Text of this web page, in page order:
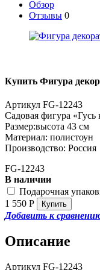
Обзор
Отзывы 0
Купить Фигура
Артикул FG-12243
Садовая фигура
Размер:высота 43 см
Материал: полистоун
Производство: Россия
FG-12243
В наличии
Подарочная
1 550 Р
Добавить к
Описание
Артикул FG-12243